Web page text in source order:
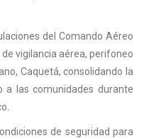
del Comando Aéreo
vigilancia aérea, perifoneo
Caquetá, consolidando la
a las comunidades durante
de seguridad para